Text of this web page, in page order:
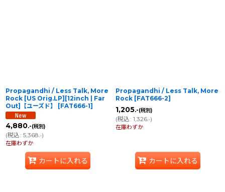
Propagandhi / Less Talk, More
Rock [US Orig.LP][12inch | Far
Out]【ユーズド】
[FAT666-1]
4,880.-(税別)
(税込: 5,368.-)
在庫わずか
カートに入れる
Propagandhi / Less Talk, More
Rock [FAT666-2]
1,205.-(税別)
(税込: 1,326.-)
在庫わずか
カートに入れる